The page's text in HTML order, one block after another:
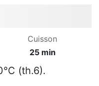
Cuisson
25 min
(th.6).